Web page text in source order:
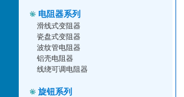
电阻器系列
滑线式变阻器
瓷盘式变阻器
波纹管电阻器
铝壳电阻器
线绕可调电阻器
旋钮系列